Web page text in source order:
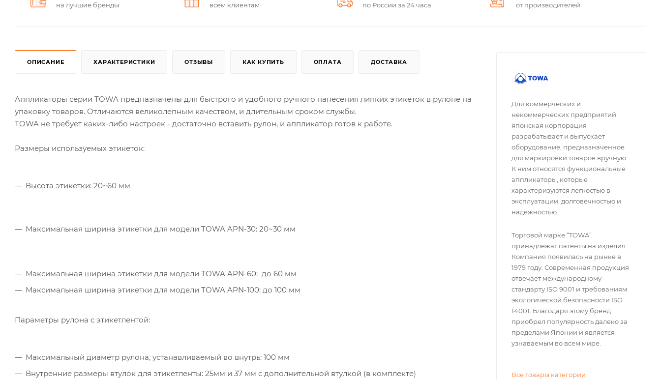
на лучшие бренды
всем клиентам
по России за 24 часа
от производителей
ОПИСАНИЕ ХАРАКТЕРИСТИКИ ОТЗЫВЫ КАК КУПИТЬ ОПЛАТА ДОСТАВКА
Аппликаторы серии TOWA предназначены для быстрого и удобного ручного нанесения липких этикеток в рулоне на
упаковку товаров. Отличаются великолепным качеством, и длительным сроком службы.
TOWA не требует каких-либо настроек - достаточно вставить рулон, и аппликатор готов к работе.
Размеры используемых этикеток:
Высота этикетки: 20~60 мм
Максимальная ширина этикетки для модели TOWA APN-30: 20~30 мм
Максимальная ширина этикетки для модели TOWA APN-60: до 60 мм
Максимальная ширина этикетки для модели TOWA APN-100: до 100 мм
Параметры рулона с этикетлентой:
Максимальный диаметр рулона, устанавливаемый во внутрь: 100 мм
Внутренние размеры втулок для этикетленты: 25мм и 37 мм с дополнительной втулкой (в комплекте)
Для коммерческих и
некоммерческих предприятий
японская корпорация
разрабатывает и выпускает
оборудование, предназначенное
для маркировки товаров вручную.
К ним относятся функциональные
аппликаторы, которые
характеризуются легкостью в
эксплуатации, долговечностью и
надежностью.
Торговой марке “TOWA”
принадлежат патенты на изделия.
Компания появилась на рынке в
1979 году. Современная продукция
отвечает международному
стандарту ISO 9001 и требованиям
экологической безопасности ISO
14001. Благодаря этому бренд
приобрел популярность далеко за
пределами Японии и является
узнаваемым во всем мире.
Все товары категории